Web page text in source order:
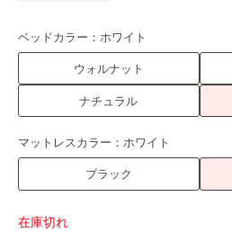
ベッドカラー： ホワイト
ウォルナット
ナチュラル
マットレスカラー： ホワイト
ブラック
在庫切れ